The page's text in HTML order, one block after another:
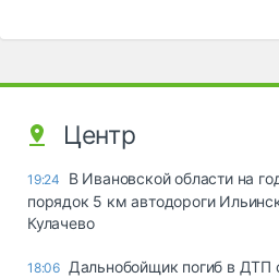
Центр
19:24
В Ивановской области на
порядок 5 км автодороги
Кулачево
18:06 Дальнобойщик погиб в ДТП